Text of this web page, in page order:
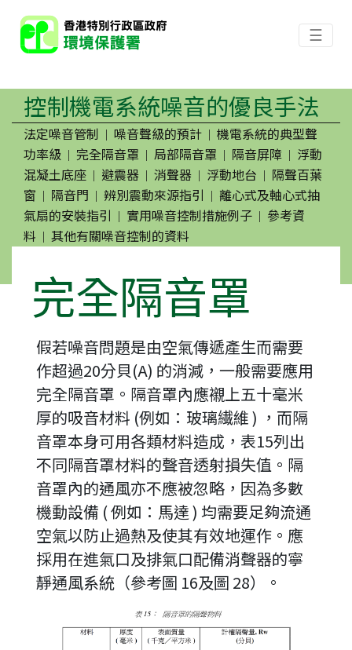
☰
控制機電系統噪音的優良手法
法定噪音管制 | 噪音聲級的預計 | 機電系統的典型聲
功率級 | 完全隔音罩 | 局部隔音罩 | 隔音屏障 | 浮動
混凝土底座 | 避震器 | 消聲器 | 浮動地台 | 隔聲百葉
窗 | 隔音門 | 辨別震動來源指引 | 離心式及軸心式抽
氣扇的安裝指引 | 實用噪音控制措施例子 | 參考資
料 | 其他有關噪音控制的資料
完全隔音罩
假若噪音問題是由空氣傳遞產生而需要
作超過20分貝(A) 的消減，一般需要應用
完全隔音罩。隔音罩內應襯上五十毫米
厚的吸音材料 (例如：玻璃繊維 ) ，而隔
音罩本身可用各類材料造成，表15列出
不同隔音罩材料的聲音透射損失值。隔
音罩內的通風亦不應被忽略，因為多數
機動設備 ( 例如：馬達 ) 均需要足夠流通
空氣以防止過熱及使其有效地運作。應
採用在進氣口及排氣口配備消聲器的寧
靜通風系統（參考圖 16及圖 28）。